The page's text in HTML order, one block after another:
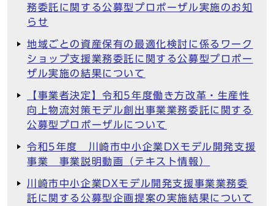
務委託に関する公募型プロポーザル実施のお知
らせ
地域ごとの資産保有の最適化検討に係るワーク
ショップ支援業務委託に関する公募型プロポー
ザル実施の結果について
【事業者決定】令和5年度働き方改革・生産性
向上物流対策モデル創出事業業務委託に関する
公募型プロポーザルについて
令和5年度 川崎市中小企業DXモデル開発支援
事業 事業説明動画（テキスト情報）
川崎市中小企業DXモデル開発支援事業業務委
託に関する公募型企画提案の実施結果について